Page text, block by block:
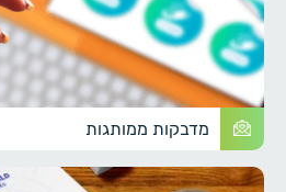
מדבקות ממותגות